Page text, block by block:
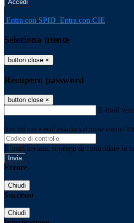
-
Entra con SPID Entra con CIE
Seleziona utente
button close ×
Recupero password
button close ×
E-mail
Non hai una e-mail associata al nome utente?
E-mail inviata, si prega di controllare la
Errore
Chiudi
Successo
Chiudi